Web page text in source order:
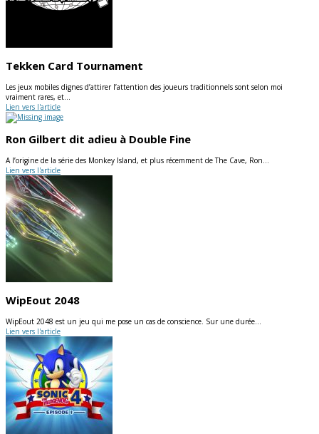
Tekken Card Tournament
Les jeux mobiles dignes d’attirer l’attention des joueurs traditionnels sont selon moi
vraiment rares, et…
Lien vers l'article
Ron Gilbert dit adieu à Double Fine
A l’origine de la série des Monkey Island, et plus récemment de The Cave, Ron…
Lien vers l'article
WipEout 2048
WipEout 2048 est un jeu qui me pose un cas de conscience. Sur une durée…
Lien vers l'article